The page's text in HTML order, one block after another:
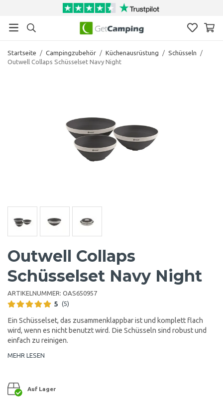
Startseite / Campingzubehör / Küchenausrüstung / Schüsseln
/
Outwell Collaps Schüsselset Navy Night
Outwell Collaps
Schüsselset Navy Night
ARTIKELNUMMER: OAS650957
5 (5)
Ein Schüsselset, das zusammenklappbar ist und komplett flach
wird, wenn es nicht benutzt wird. Die Schüsseln sind robust und
einfach zu reinigen.
MEHR LESEN
Auf Lager